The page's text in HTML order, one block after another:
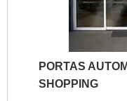
PORTAS
SHOPPING